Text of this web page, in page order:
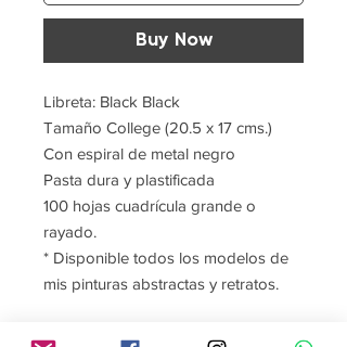
Buy Now
Libreta: Black Black
Tamaño College (20.5 x 17 cms.)
Con espiral de metal negro
Pasta dura y plastificada
100 hojas cuadrícula grande o
rayado.
* Disponible todos los modelos de
mis pinturas abstractas y retratos.